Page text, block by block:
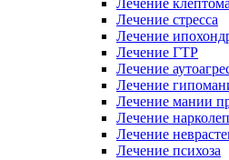
Лечение
Лечение стресса
Лечение
Лечение ГТР
Лечение
Лечение
Лечение мании
Лечение
Лечение
Лечение психоза